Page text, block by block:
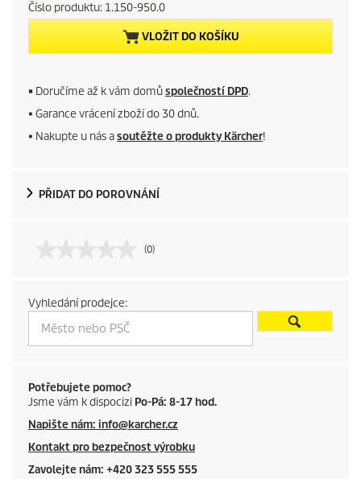
n
p
r
d
t
p
i
c
e
Číslo produktu: 1.150-950.0
VLOŽIT DO KOŠÍKU
■ Doručíme až k vám domůspolečností DPD.
■ Garance vrácení zboží do 30 dnů.
■ Nakupte u nás asoutěžte o produkty Kärcher!
PŘIDAT DO POROVNÁNÍ
(0)
Vyhledání prodejce:
Potřebujete pomoc?
Jsme vám k dispocizi Po-Pá: 8-17 hod.
Napište nám: info@karcher.cz
Kontakt pro bezpečnost výrobku
Zavolejte nám: +420 323 555 555